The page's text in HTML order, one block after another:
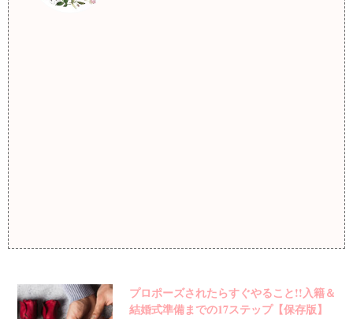
プロポーズされたらすぐやること!!入籍＆
結婚式準備までの17ステップ【保存版】